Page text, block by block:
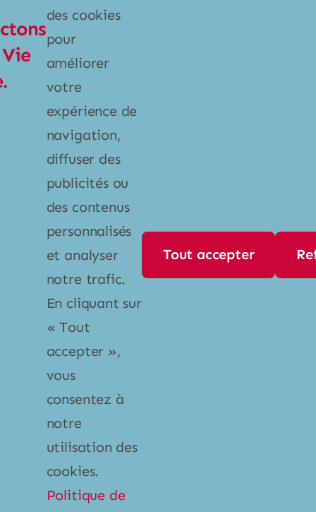
Produits ménagers
Vaisselle
À propos
Contact
Politique de confidentialité
Contact
Par téléphone
+1 800 667 1452
info@mistral-ultra.com
© Copyright - 2026 •
Tous droits réservés • Une création de
des cookies
pour
améliorer
votre
expérience de
navigation,
diffuser des
publicités ou
des contenus
personnalisés
et analyser
notre trafic.
En cliquant sur
« Tout
accepter »,
vous
consentez à
notre
utilisation des
cookies.
Politique de
Tout accepter